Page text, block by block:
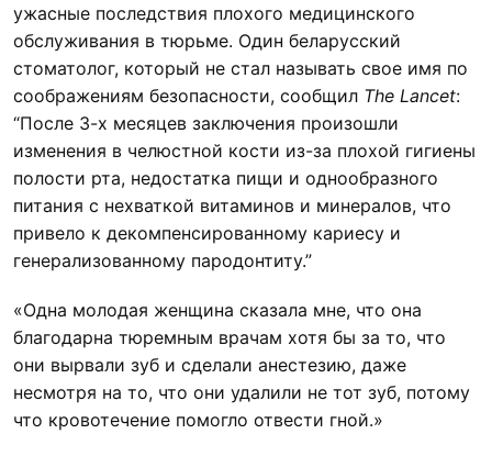
ужасные последствия плохого медицинского
обслуживания в тюрьме. Один беларусский
стоматолог, который не стал называть свое имя по
соображениям безопасности, сообщил The Lancet:
“После 3-х месяцев заключения произошли
изменения в челюстной кости из-за плохой гигиены
полости рта, недостатка пищи и однообразного
питания с нехваткой витаминов и минералов, что
привело к декомпенсированному кариесу и
генерализованному пародонтиту.”
«Одна молодая женщина сказала мне, что она
благодарна тюремным врачам хотя бы за то, что
они вырвали зуб и сделали анестезию, даже
несмотря на то, что они удалили не тот зуб, потому
что кровотечение помогло отвести гной.»